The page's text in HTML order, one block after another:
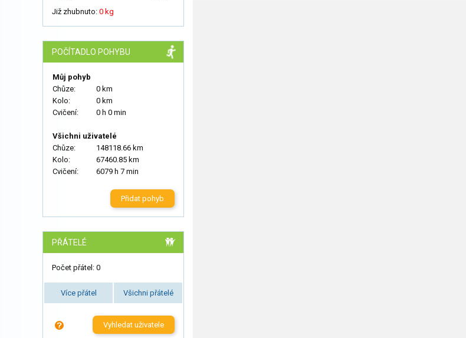
Již zhubnuto: 0 kg
POČÍTADLO POHYBU
Můj pohyb
Chůze:
0 km
Kolo:
0 km
Cvičení:
0 h 0 min
Všichni uživatelé
Chůze:
148118.66 km
Kolo:
67460.85 km
Cvičení:
6079 h 7 min
Přidat pohyb
PŘÁTELÉ
Počet přátel: 0
Více přátel Všichni přátelé
Vyhledat uživatele